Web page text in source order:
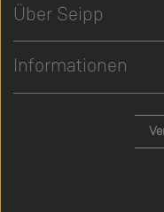
Über Seipp
Informationen